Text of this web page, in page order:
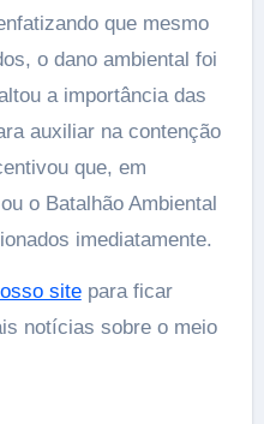
que mesmo
o dano ambiental foi
a importância das
auxiliar na contenção
que, em
o Batalhão Ambiental
imediatamente.
sitepara ficar
notícias sobre o meio